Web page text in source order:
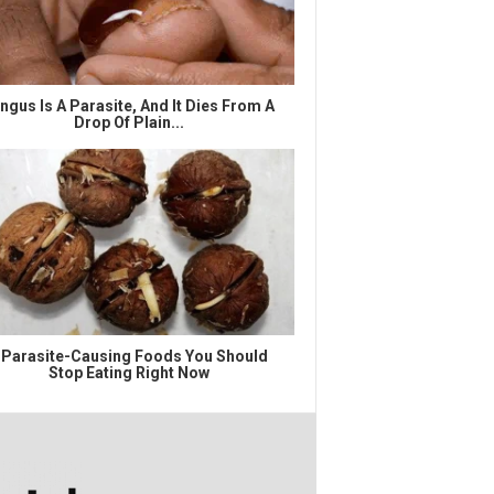
Is A Parasite, And It Dies From A
Drop Of Plain...
Causing Foods You Should
Stop Eating Right Now